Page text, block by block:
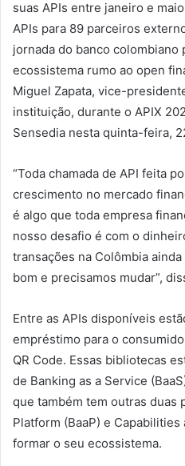
suas APIs entre janeiro e
APIs para 89 parceiros
jornada do banco colombiano
ecossistema rumo ao open
Miguel Zapata, vice-
instituição, durante o APIX
Sensedia nesta quinta-feira,
“Toda chamada de API feita
crescimento no mercado
é algo que toda empresa
nosso desafio é com o
transações na Colômbia
bom e precisamos mudar”,
Entre as APIs disponíveis
empréstimo para o
QR Code. Essas bibliotecas
de Banking as a Service
que também tem outras duas
Platform (BaaP) e Capabilities
formar o seu ecossistema.